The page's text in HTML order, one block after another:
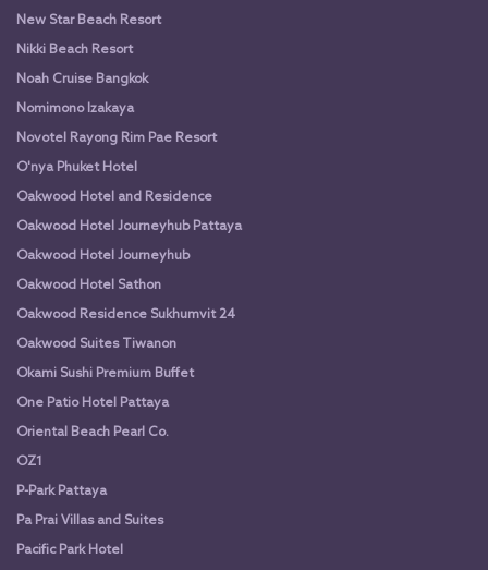
New Star Beach Resort
Nikki Beach Resort
Noah Cruise Bangkok
Nomimono Izakaya
Novotel Rayong Rim Pae Resort
O'nya Phuket Hotel
Oakwood Hotel and Residence
Oakwood Hotel Journeyhub Pattaya
Oakwood Hotel Journeyhub
Oakwood Hotel Sathon
Oakwood Residence Sukhumvit 24
Oakwood Suites Tiwanon
Okami Sushi Premium Buffet
One Patio Hotel Pattaya
Oriental Beach Pearl Co.
OZ1
P-Park Pattaya
Pa Prai Villas and Suites
Pacific Park Hotel